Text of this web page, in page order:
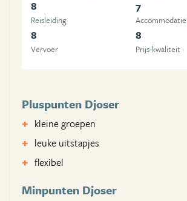
8
Reisleiding
7
8
Vervoer
8
Prijs-kwaliteit
Pluspunten Djoser
kleine groepen
leuke uitstapjes
flexibel
Minpunten Djoser